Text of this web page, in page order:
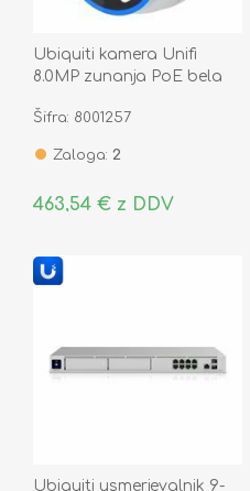
Ubiquiti kamera Unifi
8.0MP zunanja PoE bela
Šifra: 8001257
Zaloga: 2
463,54 € z DDV
Ubiquiti usmerjevalnik 9-